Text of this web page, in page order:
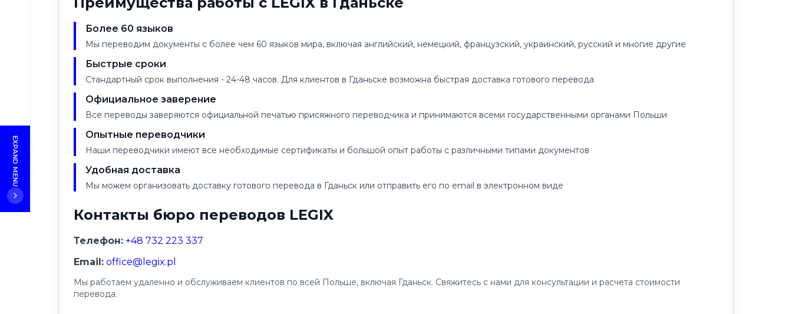
EXPAND MENU
Более 60 языков
Мы переводим документы с более чем 60 языков мира, включая английский, немецкий, французский, украинский, русский и многие другие
Быстрые сроки
Стандартный срок выполнения - 24-48 часов. Для клиентов в Гданьске возможна быстрая доставка готового перевода
Официальное заверение
Все переводы заверяются официальной печатью присяжного переводчика и принимаются всеми государственными органами Польши
Опытные переводчики
Наши переводчики имеют все необходимые сертификаты и большой опыт работы с различными типами документов
Удобная доставка
Мы можем организовать доставку готового перевода в Гданьск или отправить его по email в электронном виде
Контакты бюро переводов LEGIX
Телефон: +48 732 223 337
Email: office@legix.pl
Мы работаем удаленно и обслуживаем клиентов по всей Польше, включая Гданьск. Свяжитесь с нами для консультации и расчета стоимости
перевода.